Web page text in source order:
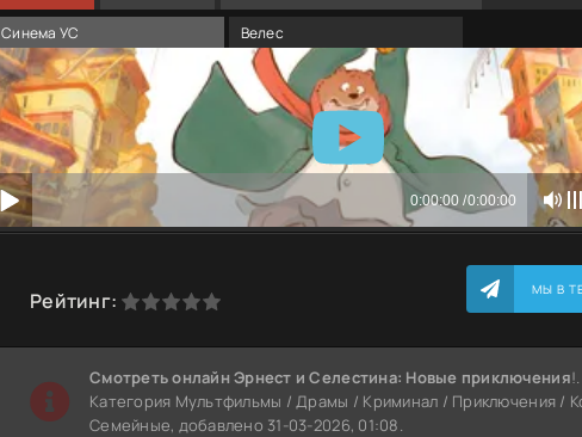
Синема УС Велес
Рейтинг:
2 3 4 5 МЫ В
Cмотреть онлайн Эрнест и Селестина: Новые приключения!.
Категория Мультфильмы / Драмы / Криминал / Приключения /
Семейные, добавлено 31-03-2026, 01:08.